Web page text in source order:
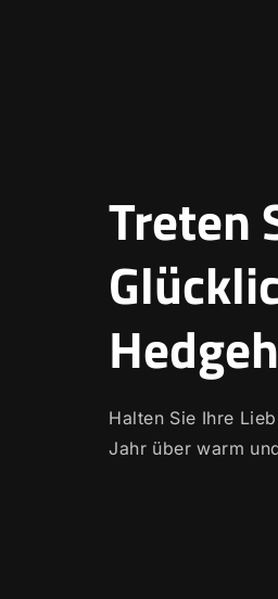
Treten
Halten Sie Ihre
Jahr über warm